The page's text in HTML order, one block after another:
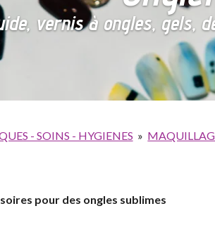
vernis à ongles, gels,
- SOINS - HYGIENES »
pour des ongles sublimes